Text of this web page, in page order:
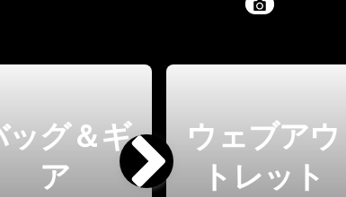
ッグ＆ギ
ア
ウェブアウ
トレット